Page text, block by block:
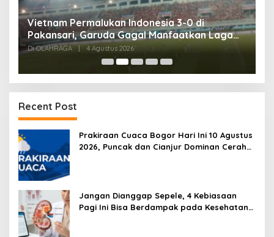
Vietnam Permalukan Indonesia 3-0 di
Pakansari, Garuda Gagal Manfaatkan Laga
Kandang
Di OLAHRAGA 4 Agustus 2026
Recent Post
Prakiraan Cuaca Bogor Hari Ini 10 Agustus
2026, Puncak dan Cianjur Dominan Cerah
Jangan Dianggap Sepele, 4 Kebiasaan
Pagi Ini Bisa Berdampak pada Kesehatan